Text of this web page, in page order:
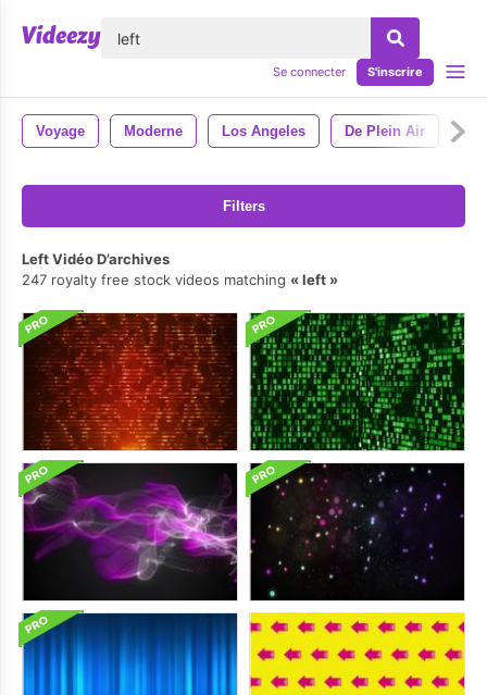
Se connecter S'inscrire
Voyage Moderne Los Angeles De Plein Air
Filters
Left Vidéo D’archives
247 royalty free stock videos matching
left